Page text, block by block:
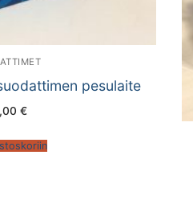
pesulaite
€